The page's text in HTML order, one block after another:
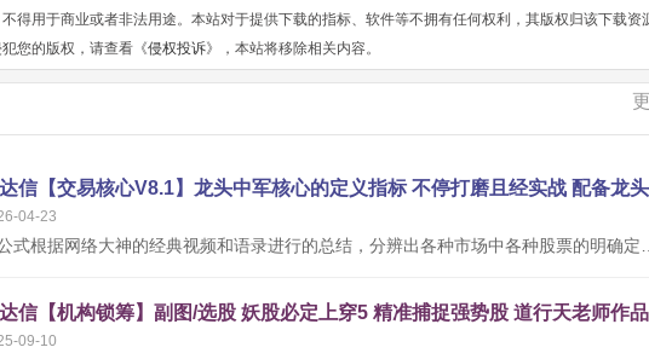
得用于商业或者非法用途。本站对于提供下载的指标、软件等不拥有任何权利，其版权归该下载资
您的版权，请查看《侵权投诉》，本站将移除相关内容。
04-23
09-10